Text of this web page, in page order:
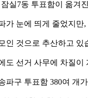
실7동 투표함이 옮겨
가 눈에 띄게 줄었지
인 것으로 추산하고 있
도 선거 사무에 차질이
파구 투표함 380여 개